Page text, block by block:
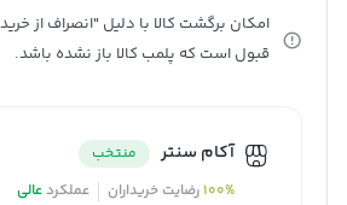
امکان برگشت کالا با دلیل "انصراف از
قبول است که پلمب کالا باز نشده باشد.
آکام سنتر
منتخب
100%رضایت خریداران عملکردعالی